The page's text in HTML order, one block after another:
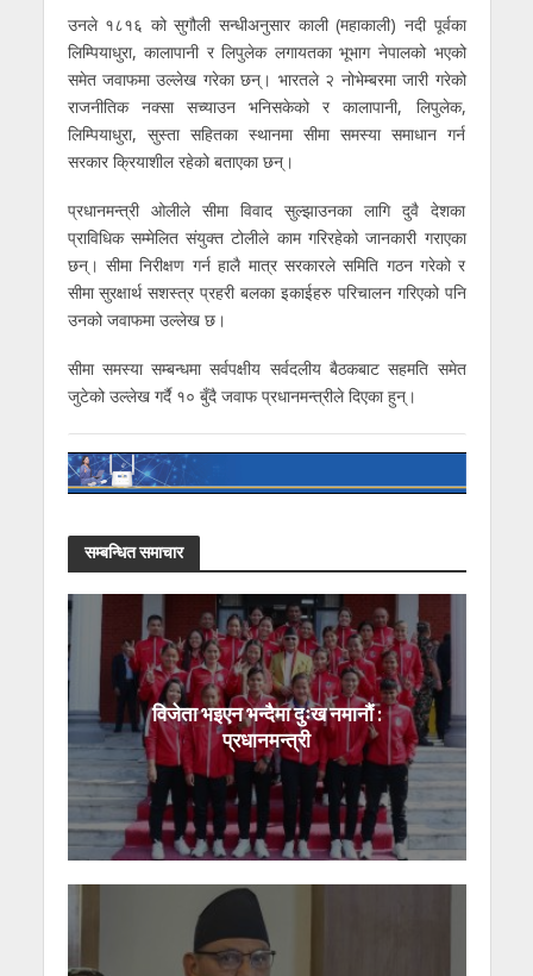
उनले १८१६ को सुगौली सन्धीअनुसार काली (महाकाली) नदी पूर्वका
लिम्पियाधुरा, कालापानी र लिपुलेक लगायतका भूभाग नेपालको भएको
समेत जवाफमा उल्लेख गरेका छन्। भारतले २ नोभेम्बरमा जारी गरेको
राजनीतिक नक्सा सच्याउन भनिसकेको र कालापानी, लिपुलेक,
लिम्पियाधुरा, सुस्ता सहितका स्थानमा सीमा समस्या समाधान गर्न
सरकार क्रियाशील रहेको बताएका छन्।
प्रधानमन्त्री ओलीले सीमा विवाद सुल्झाउनका लागि दुवै देशका
प्राविधिक सम्मेलित संयुक्त टोलीले काम गरिरहेको जानकारी गराएका
छन्। सीमा निरीक्षण गर्न हालै मात्र सरकारले समिति गठन गरेको र
सीमा सुरक्षार्थ सशस्त्र प्रहरी बलका इकाईहरु परिचालन गरिएको पनि
उनको जवाफमा उल्लेख छ।
सीमा समस्या सम्बन्धमा सर्वपक्षीय सर्वदलीय बैठकबाट सहमति समेत
जुटेको उल्लेख गर्दै १० बुँदै जवाफ प्रधानमन्त्रीले दिएका हुन्।
सम्बन्धित समाचार
विजेता भइएन भन्दैमा दुःख नमानौं :
प्रधानमन्त्री